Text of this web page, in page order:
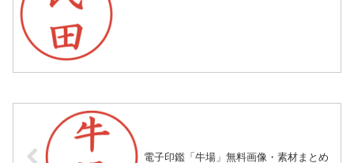
電子印鑑「牛場」無料画像・素材まとめ